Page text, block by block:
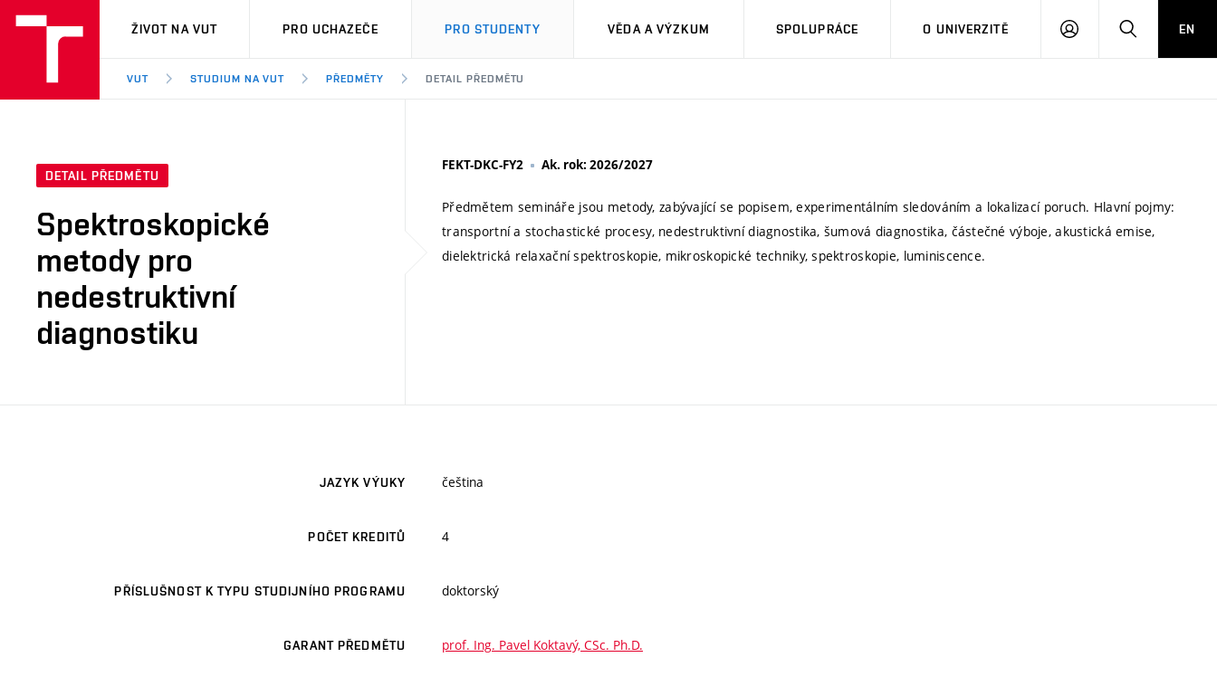
VUT
ŽIVOT NA VUT PRO UCHAZEČE PRO STUDENTY VĚDA A VÝZKUM SPOLUPRÁCE O UNIVERZITĚ
PŘIHLÁSIT HLEDATEN
VUT STUDIUM NA VUT PŘEDMĚTY DETAIL PŘEDMĚTU
DETAIL PŘEDMĚTU
Spektroskopické
metody pro
nedestruktivní
diagnostiku
FEKT-DKC-FY2 Ak. rok: 2026/2027
Předmětem semináře jsou metody, zabývající se popisem, experimentálním sledováním a lokalizací poruch. Hlavní pojmy:
transportní a stochastické procesy, nedestruktivní diagnostika, šumová diagnostika, částečné výboje, akustická emise,
dielektrická relaxační spektroskopie, mikroskopické techniky, spektroskopie, luminiscence.
JAZYK VÝUKY čeština
POČET KREDITŮ 4
PŘÍSLUŠNOST K TYPU STUDIJNÍHO PROGRAMU doktorský
GARANT PŘEDMĚTU prof. Ing. Pavel Koktavý, CSc. Ph.D.